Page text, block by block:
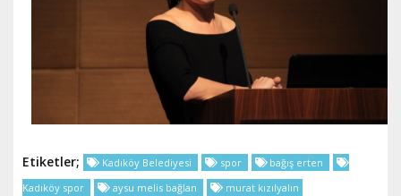
Etiketler; Kadıköy Belediyesi spor
bağış erten
Kadıköy spor
aysu melis bağlan murat kızılyalın